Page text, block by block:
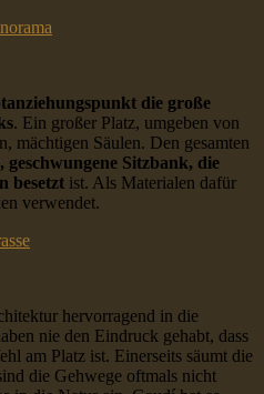
die große
. Ein großer Platz, umgeben von
mächtigen Säulen. Den gesamten
geschwungene Sitzbank, die
besetzt ist. Als Materialen dafür
verwendet.
hervorragend in die
nie den Eindruck gehabt, dass
am Platz ist. Einerseits säumt die
die Gehwege oftmals nicht